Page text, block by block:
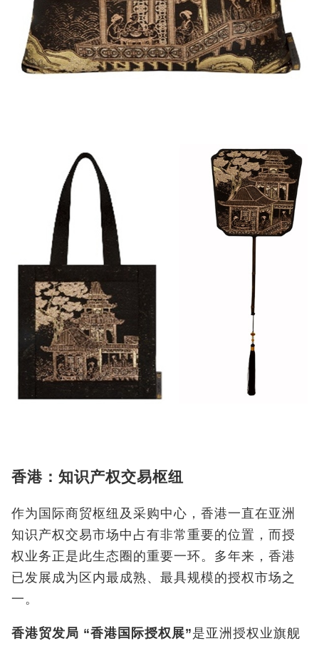
香港：知识产权交易枢纽
作为国际商贸枢纽及采购中心，香港一直在亚洲
知识产权交易市场中占有非常重要的位置，而授
权业务正是此生态圈的重要一环。多年来，香港
已发展成为区内最成熟、最具规模的授权市场之
一。
香港贸发局 “香港国际授权展”是亚洲授权业旗舰